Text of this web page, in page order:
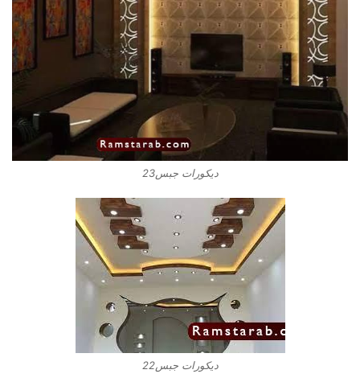
ديكورات جبس23
ديكورات جبس22